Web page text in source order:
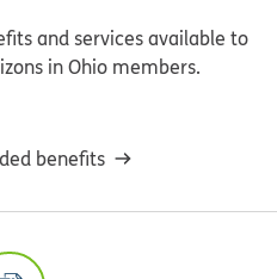
and services available to
in Ohio members.
benefits